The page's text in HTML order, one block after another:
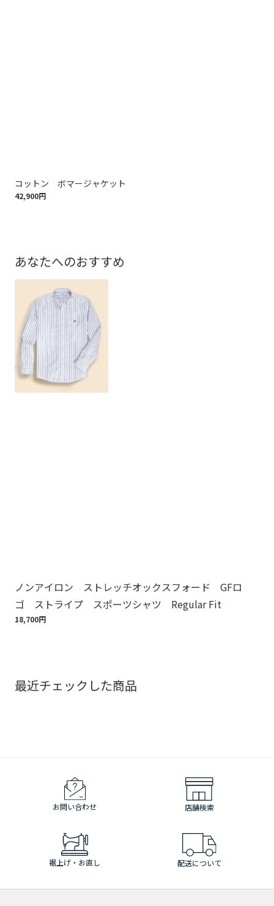
コットン ボマージャケット
42,900円
あなたへのおすすめ
ノンアイロン ストレッチオックスフォード GFロ
ゴ ストライプ スポーツシャツ Regular Fit
18,700円
最近チェックした商品
お問い合わせ 店舗検索
裾上げ・お直し 配送について